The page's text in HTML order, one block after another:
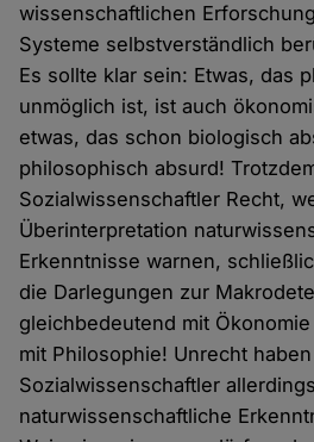
wissenschaftlichen
Systeme selbstverständlich
Es sollte klar sein: Etwas, das
unmöglich ist, ist auch
etwas, das schon biologisch
philosophisch absurd!
Sozialwissenschaftler Recht,
Überinterpretation
Erkenntnisse warnen,
die Darlegungen zur
gleichbedeutend mit
mit Philosophie! Unrecht
Sozialwissenschaftler
naturwissenschaftliche